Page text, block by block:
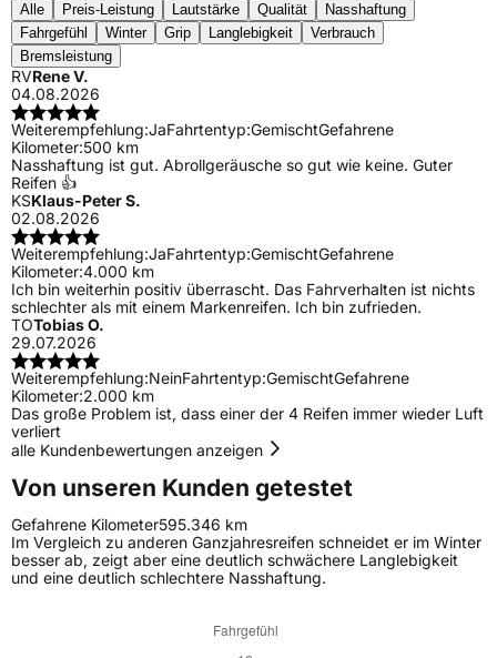
Alle Preis-Leistung Lautstärke Qualität
Nasshaftung
Fahrgefühl
Winter Grip Langlebigkeit
Verbrauch
Bremsleistung
RVRene V.
04.08.2026
Weiterempfehlung:JaFahrtentyp:GemischtGefahrene
Kilometer:500 km
Nasshaftung ist gut. Abrollgeräusche so gut wie keine. Guter
Reifen 👍
KSKlaus-Peter S.
02.08.2026
Weiterempfehlung:JaFahrtentyp:GemischtGefahrene
Kilometer:4.000 km
Ich bin weiterhin positiv überrascht. Das Fahrverhalten ist nichts
schlechter als mit einem Markenreifen. Ich bin zufrieden.
TOTobias O.
29.07.2026
Weiterempfehlung:NeinFahrtentyp:GemischtGefahrene
Kilometer:2.000 km
Das große Problem ist, dass einer der 4 Reifen immer wieder Luft
verliert
alle Kundenbewertungen anzeigen
Von unseren Kunden getestet
Gefahrene Kilometer595.346 km
Im Vergleich zu anderen Ganzjahresreifen schneidet er im Winter
besser ab, zeigt aber eine deutlich schwächere Langlebigkeit
und eine deutlich schlechtere Nasshaftung.